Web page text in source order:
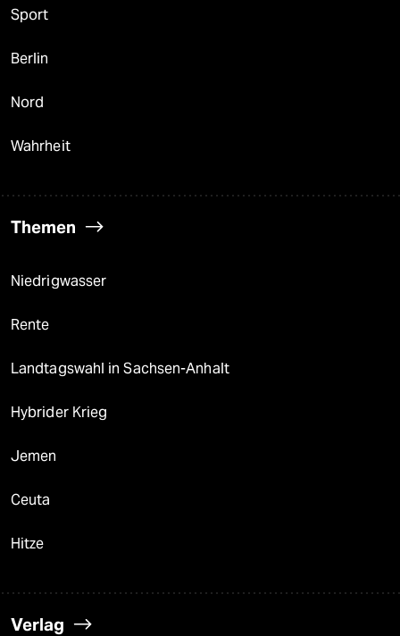
Sport
Berlin
Nord
Wahrheit
Themen
Niedrigwasser
Rente
Landtagswahl in Sachsen-Anhalt
Hybrider Krieg
Jemen
Ceuta
Hitze
Verlag